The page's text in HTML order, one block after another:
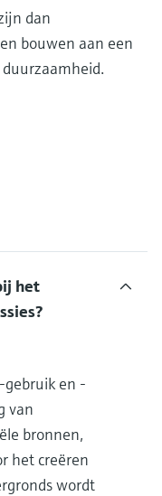
dan
bouwen aan een
het
gebruik en -
van
bronnen,
het creëren
wordt